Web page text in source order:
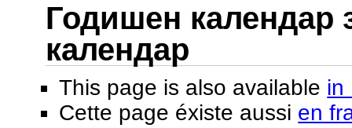
Годишен календар
календар
This page is also available in
Cette page éxiste aussi en